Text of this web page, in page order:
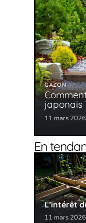
GAZON
japonais
11 mars 2026
En
L’intérêt
11 mars 2026